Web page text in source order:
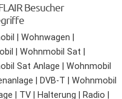
Besucher
| Wohnwagen |
| Wohnmobil Sat |
Sat Anlage | Wohnmobil
| DVB-T | Wohnmobil
| TV | Halterung | Radio |